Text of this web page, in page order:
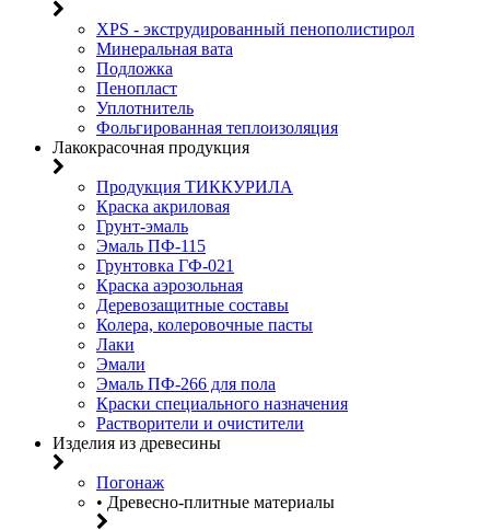
XPS - экструдированный пенополистирол
Минеральная вата
Подложка
Пенопласт
Уплотнитель
Фольгированная теплоизоляция
Лакокрасочная продукция
Продукция ТИККУРИЛА
Краска акриловая
Грунт-эмаль
Эмаль ПФ-115
Грунтовка ГФ-021
Краска аэрозольная
Деревозащитные составы
Колера, колеровочные пасты
Лаки
Эмали
Эмаль ПФ-266 для пола
Краски специального назначения
Растворители и очистители
Изделия из древесины
Погонаж
• Древесно-плитные материалы